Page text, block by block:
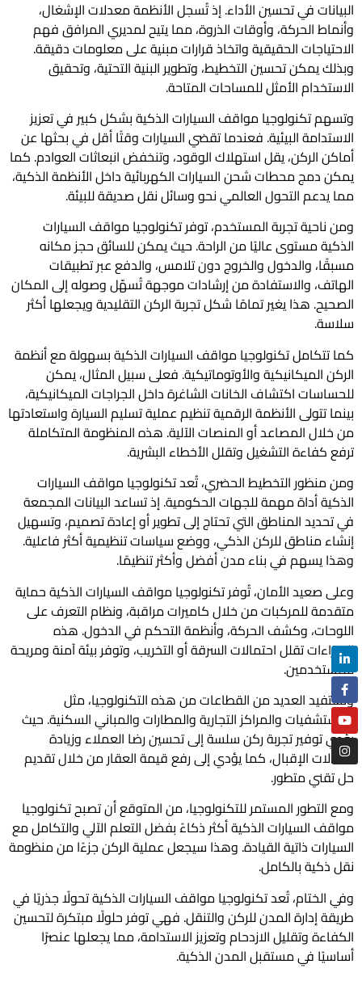
البيانات في تحسين الأداء. إذ تُسجل الأنظمة معدلات الإشغال،
وأنماط الحركة، وأوقات الذروة، مما يتيح لمديري المرافق فهم
الاحتياجات الحقيقية واتخاذ قرارات مبنية على معلومات دقيقة.
وبذلك يمكن تحسين التخطيط، وتطوير البنية التحتية، وتحقيق
الاستخدام الأمثل للمساحات المتاحة.
وتسهم تكنولوجيا مواقف السيارات الذكية بشكل كبير في تعزيز
الاستدامة البيئية. فعندما تقضي السيارات وقتًا أقل في بحثها عن
أماكن الركن، يقل استهلاك الوقود، وتنخفض انبعاثات العوادم. كما
يمكن دمج محطات شحن السيارات الكهربائية داخل الأنظمة الذكية،
مما يدعم التحول العالمي نحو وسائل نقل صديقة للبيئة.
ومن ناحية تجربة المستخدم، توفر تكنولوجيا مواقف السيارات
الذكية مستوى عاليًا من الراحة. حيث يمكن للسائق حجز مكانه
مسبقًا، والدخول والخروج دون تلامس، والدفع عبر تطبيقات
الهاتف، والاستفادة من إرشادات موجهة تُسهّل وصوله إلى المكان
الصحيح. هذا يغير تمامًا شكل تجربة الركن التقليدية ويجعلها أكثر
سلاسة.
كما تتكامل تكنولوجيا مواقف السيارات الذكية بسهولة مع أنظمة
الركن الميكانيكية والأوتوماتيكية. فعلى سبيل المثال، يمكن
للحساسات اكتشاف الخانات الشاغرة داخل الجراجات الميكانيكية،
بينما تتولى الأنظمة الرقمية تنظيم عملية تسليم السيارة واستعادتها
من خلال المصاعد أو المنصات الآلية. هذه المنظومة المتكاملة
ترفع كفاءة التشغيل وتقلل الأخطاء البشرية.
ومن منظور التخطيط الحضري، تُعد تكنولوجيا مواقف السيارات
الذكية أداة مهمة للجهات الحكومية. إذ تساعد البيانات المجمعة
في تحديد المناطق التي تحتاج إلى تطوير أو إعادة تصميم، وتسهيل
إنشاء مناطق للركن الذكي، ووضع سياسات تنظيمية أكثر فاعلية.
وهذا يسهم في بناء مدن أفضل وأكثر تنظيمًا.
وعلى صعيد الأمان، تُوفر تكنولوجيا مواقف السيارات الذكية حماية
متقدمة للمركبات من خلال كاميرات مراقبة، ونظام التعرف على
اللوحات، وكشف الحركة، وأنظمة التحكم في الدخول. هذه
الإجراءات تقلل احتمالات السرقة أو التخريب، وتوفر بيئة آمنة ومريحة
للمستخدمين.
وتستفيد العديد من القطاعات من هذه التكنولوجيا، مثل
المستشفيات والمراكز التجارية والمطارات والمباني السكنية. حيث
يؤدي توفير تجربة ركن سلسة إلى تحسين رضا العملاء وزيادة
معدلات الإقبال، كما يؤدي إلى رفع قيمة العقار من خلال تقديم
حل تقني متطور.
ومع التطور المستمر للتكنولوجيا، من المتوقع أن تصبح تكنولوجيا
مواقف السيارات الذكية أكثر ذكاءً بفضل التعلم الآلي والتكامل مع
السيارات ذاتية القيادة. وهذا سيجعل عملية الركن جزءًا من منظومة
نقل ذكية بالكامل.
وفي الختام، تُعد تكنولوجيا مواقف السيارات الذكية تحولًا جذريًا في
طريقة إدارة المدن للركن والتنقل. فهي توفر حلولًا مبتكرة لتحسين
الكفاءة وتقليل الازدحام وتعزيز الاستدامة، مما يجعلها عنصرًا
أساسيًا في مستقبل المدن الذكية.